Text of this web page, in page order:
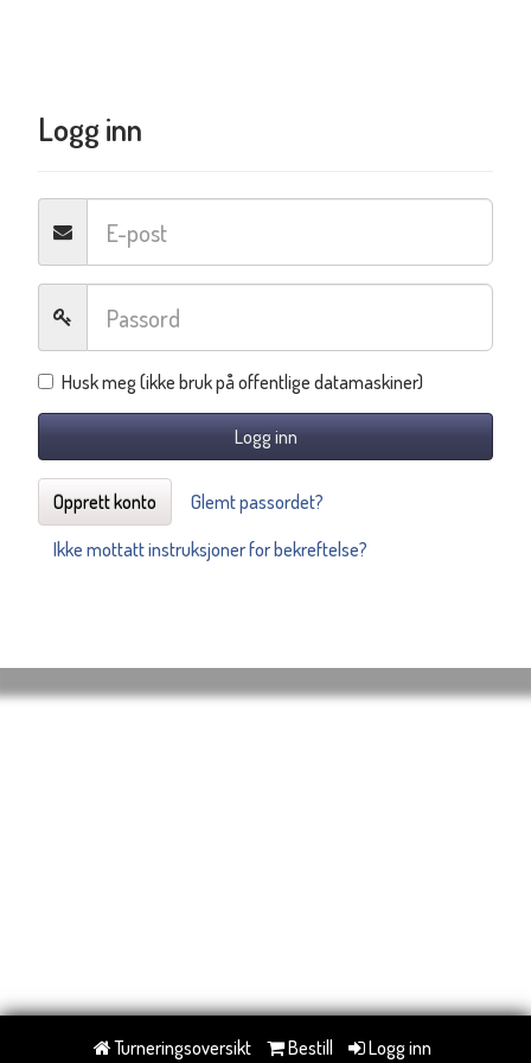
Logg inn
Husk meg (ikke bruk på offentlige datamaskiner)
Logg inn
Opprett konto
Glemt passordet?
Ikke mottatt instruksjoner for bekreftelse?
Turneringsoversikt Bestill Logg inn